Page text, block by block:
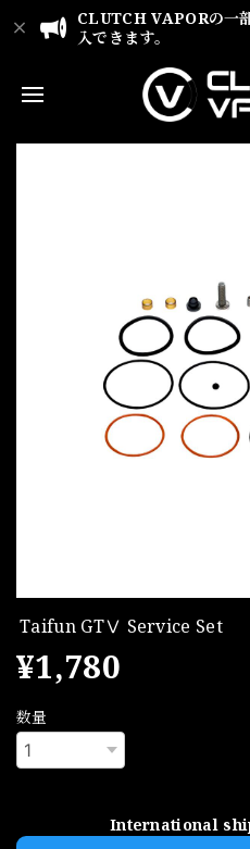
CLUTCH VAPORの一
入できます。
Taifun GTⅤ Service Set
¥1,780
数量
International